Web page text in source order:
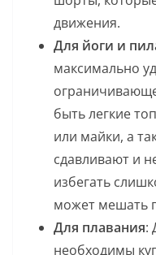
движения.
Для йоги и
максимально
быть легкие
или майки, а
сдавливают и
избегать
может мешать
Для плавания:
необходимы